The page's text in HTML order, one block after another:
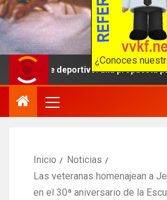
¿Conoces
El karate en
deportivo: una propuesta para
Inicio
Noticias
Las veteranas homenajean a
en el 30ª aniversario de la